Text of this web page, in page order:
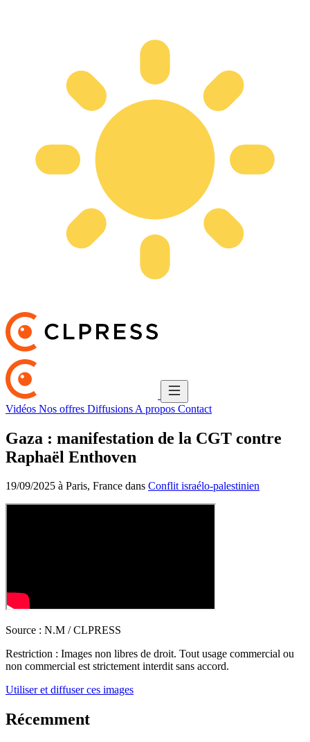
Vidéos Nos offres Diffusions A propos Contact
Gaza : manifestation de la CGT contre
Raphaël Enthoven
19/09/2025 à Paris, France dans Conflit israélo-palestinien
Source : N.M / CLPRESS
Restriction : Images non libres de droit. Tout usage commercial ou
non commercial est strictement interdit sans accord.
Utiliser et diffuser ces images
Récemment